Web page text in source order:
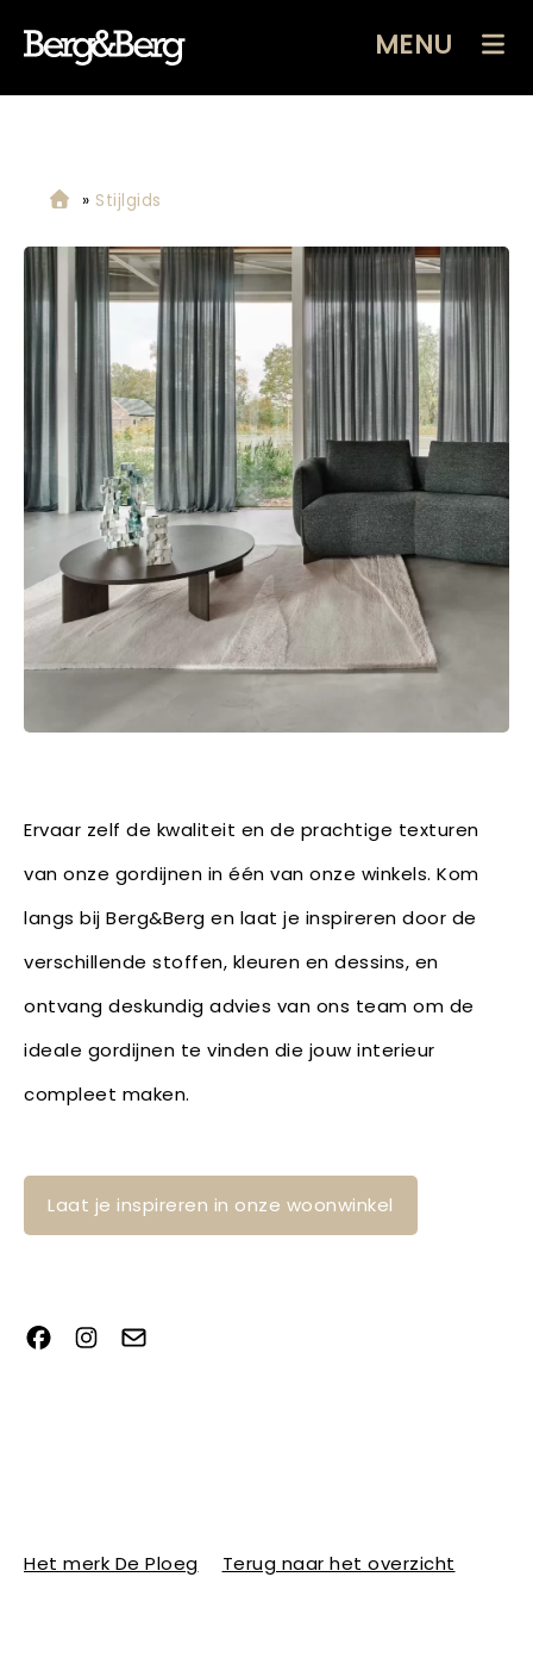
MENU
» Stijlgids
Ervaar zelf de kwaliteit en de prachtige texturen
van onze gordijnen in één van onze winkels. Kom
langs bij Berg&Berg en laat je inspireren door de
verschillende stoffen, kleuren en dessins, en
ontvang deskundig advies van ons team om de
ideale gordijnen te vinden die jouw interieur
compleet maken.
Laat je inspireren in onze woonwinkel
Het merk De Ploeg Terug naar het overzicht